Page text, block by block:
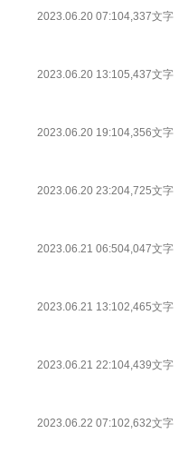
2023.06.20 07:104,337文字
2023.06.20 13:105,437文字
2023.06.20 19:104,356文字
2023.06.20 23:204,725文字
2023.06.21 06:504,047文字
2023.06.21 13:102,465文字
2023.06.21 22:104,439文字
2023.06.22 07:102,632文字